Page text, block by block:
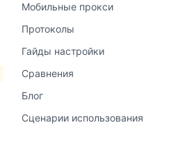
Мобильные прокси
Протоколы
Гайды настройки
Сравнения
Блог
Сценарии использования